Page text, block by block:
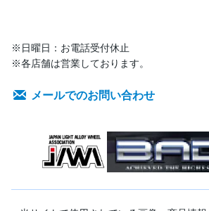
※日曜日：お電話受付休止
※各店舗は営業しております。
メールでのお問い合わせ